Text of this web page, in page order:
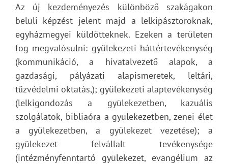
Az új kezdeményezés különböző szakágakon
belüli képzést jelent majd a lelkipásztoroknak,
egyházmegyei küldötteknek. Ezeken a területen
fog megvalósulni: gyülekezeti háttértevékenység
(kommunikáció, a hivatalvezető alapok, a
gazdasági, pályázati alapismeretek, leltári,
tűzvédelmi oktatás,); gyülekezeti alaptevékenység
(lelkigondozás a gyülekezetben, kazuális
szolgálatok, bibliaóra a gyülekezetben, zenei élet
a gyülekezetben, a gyülekezet vezetése); a
gyülekezet felvállalt tevékenysége
(intézményfenntartó gyülekezet, evangélium az